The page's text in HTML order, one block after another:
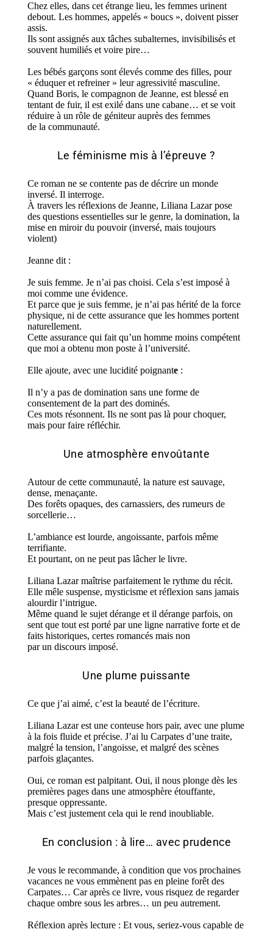
Chez elles, dans cet étrange lieu, les femmes urinent
debout. Les hommes, appelés « boucs », doivent pisser
assis.
Ils sont assignés aux tâches subalternes, invisibilisés et
souvent humiliés et voire pire…
Les bébés garçons sont élevés comme des filles, pour
« éduquer et refreiner » leur agressivité masculine.
Quand Boris, le compagnon de Jeanne, est blessé en
tentant de fuir, il est exilé dans une cabane… et se voit
réduire à un rôle de géniteur auprès des femmes
de la communauté.
Le féminisme mis à l’épreuve ?
Ce roman ne se contente pas de décrire un monde
inversé. Il interroge.
À travers les réflexions de Jeanne, Liliana Lazar pose
des questions essentielles sur le genre, la domination, la
mise en miroir du pouvoir (inversé, mais toujours
violent)
Jeanne dit :
Je suis femme. Je n’ai pas choisi. Cela s’est imposé à
moi comme une évidence.
Et parce que je suis femme, je n’ai pas hérité de la force
physique, ni de cette assurance que les hommes portent
naturellement.
Cette assurance qui fait qu’un homme moins compétent
que moi a obtenu mon poste à l’université.
Elle ajoute, avec une lucidité poignante:
Il n’y a pas de domination sans une forme de
consentement de la part des dominés.
Ces mots résonnent. Ils ne sont pas là pour choquer,
mais pour faire réfléchir.
Une atmosphère envoûtante
Autour de cette communauté, la nature est sauvage,
dense, menaçante.
Des forêts opaques, des carnassiers, des rumeurs de
sorcellerie…
L’ambiance est lourde, angoissante, parfois même
terrifiante.
Et pourtant, on ne peut pas lâcher le livre.
Liliana Lazar maîtrise parfaitement le rythme du récit.
Elle mêle suspense, mysticisme et réflexion sans jamais
alourdir l’intrigue.
Même quand le sujet dérange et il dérange parfois, on
sent que tout est porté par une ligne narrative forte et de
faits historiques, certes romancés mais non
par un discours imposé.
Une plume puissante
Ce que j’ai aimé, c’est la beauté de l’écriture.
Liliana Lazar est une conteuse hors pair, avec une plume
à la fois fluide et précise. J’ai lu Carpates d’une traite,
malgré la tension, l’angoisse, et malgré des scènes
parfois glaçantes.
Oui, ce roman est palpitant. Oui, il nous plonge dès les
premières pages dans une atmosphère étouffante,
presque oppressante.
Mais c’est justement cela qui le rend inoubliable.
En conclusion : à lire… avec prudence
Je vous le recommande, à condition que vos prochaines
vacances ne vous emmènent pas en pleine forêt des
Carpates… Car après ce livre, vous risquez de regarder
chaque ombre sous les arbres… un peu autrement.
Réflexion après lecture : Et vous, seriez-vous capable de